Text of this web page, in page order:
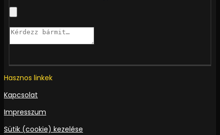
Hasznos linkek
Kapcsolat
Impresszum
Sütik (cookie) kezelése